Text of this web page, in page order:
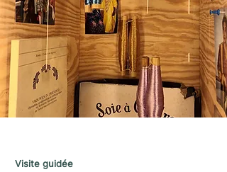
Visite guidée